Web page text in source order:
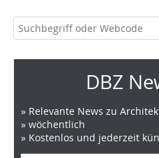
DBZ
» Relevante News zu
» wöchentlich
» Kostenlos und jederzeit